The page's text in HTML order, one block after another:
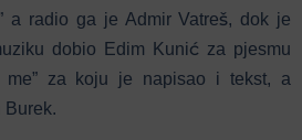
a radio ga je Admir Vatreš, dok je
dobio Edim Kunić za pjesmu
me” za koju je napisao i tekst, a
Burek.